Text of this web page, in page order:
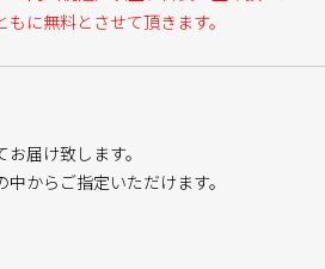
に無料とさせて頂きます。
届け致します。
からご指定いただけます。